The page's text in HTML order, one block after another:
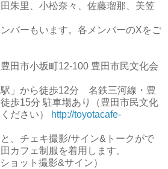
朱里、小松奈々、佐藤瑠那、美笠
バーもいます。各メンバーのXをご
田市小坂町12-100 豊田市民文化会
」から徒歩12分 名鉄三河線・豊
歩15分 駐車場あり（豊田市民文化
ださい）
http://toyotacafe-
、チェキ撮影/サイン&トークがで
カフェ制服を着用します。
ョット撮影&サイン）